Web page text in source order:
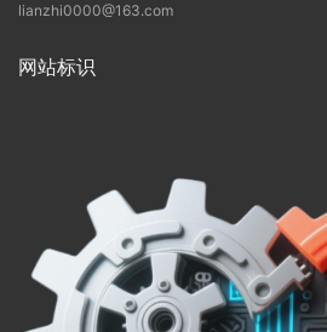
lianzhi0000@163.com
网站标识